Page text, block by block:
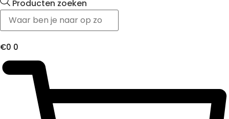
Producten zoeken
€0 0